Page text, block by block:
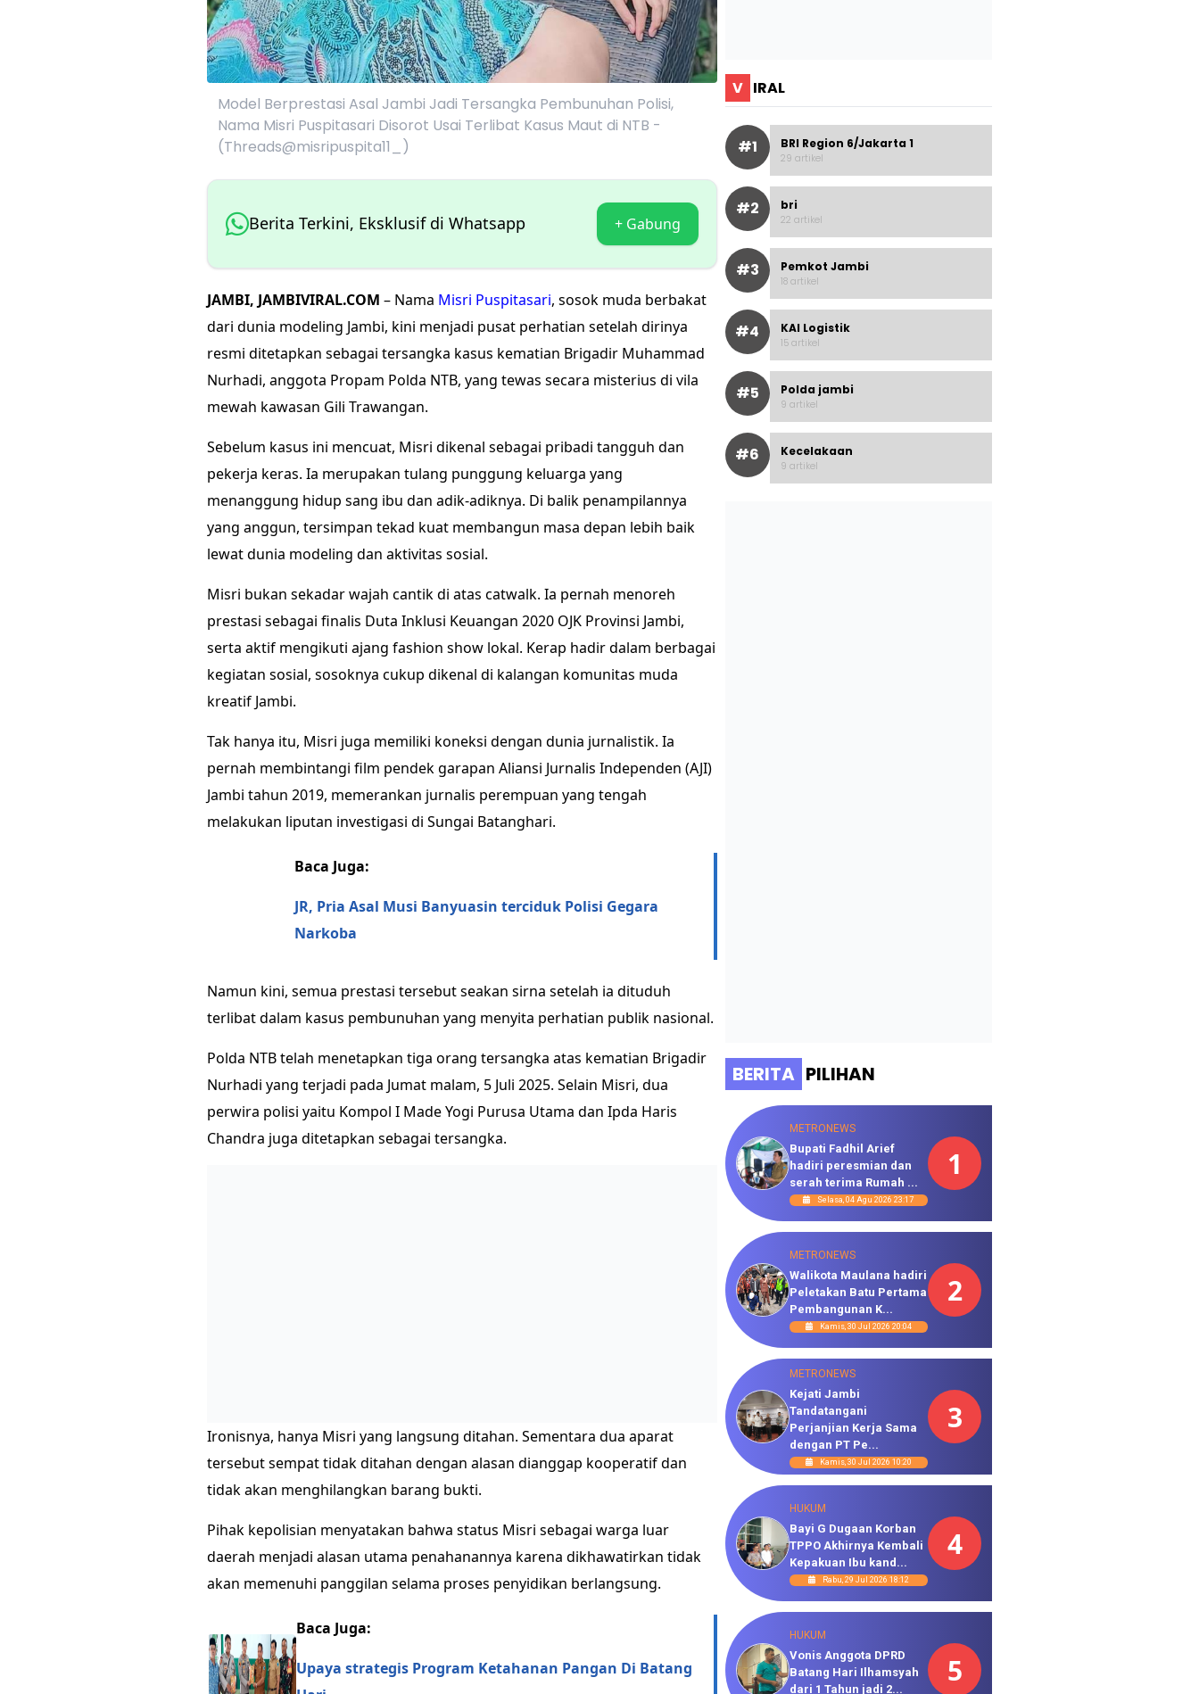
Model Berprestasi Asal Jambi Jadi Tersangka Pembunuhan Polisi,
Nama Misri Puspitasari Disorot Usai Terlibat Kasus Maut di NTB -
(Threads@misripuspita11_)
Berita Terkini, Eksklusif di Whatsapp + Gabung
JAMBI, JAMBIVIRAL.COM – Nama Misri Puspitasari, sosok muda berbakat
dari dunia modeling Jambi, kini menjadi pusat perhatian setelah dirinya
resmi ditetapkan sebagai tersangka kasus kematian Brigadir Muhammad
Nurhadi, anggota Propam Polda NTB, yang tewas secara misterius di vila
mewah kawasan Gili Trawangan.
Sebelum kasus ini mencuat, Misri dikenal sebagai pribadi tangguh dan
pekerja keras. Ia merupakan tulang punggung keluarga yang
menanggung hidup sang ibu dan adik-adiknya. Di balik penampilannya
yang anggun, tersimpan tekad kuat membangun masa depan lebih baik
lewat dunia modeling dan aktivitas sosial.
Misri bukan sekadar wajah cantik di atas catwalk. Ia pernah menoreh
prestasi sebagai finalis Duta Inklusi Keuangan 2020 OJK Provinsi Jambi,
serta aktif mengikuti ajang fashion show lokal. Kerap hadir dalam berbagai
kegiatan sosial, sosoknya cukup dikenal di kalangan komunitas muda
kreatif Jambi.
Tak hanya itu, Misri juga memiliki koneksi dengan dunia jurnalistik. Ia
pernah membintangi film pendek garapan Aliansi Jurnalis Independen (AJI)
Jambi tahun 2019, memerankan jurnalis perempuan yang tengah
melakukan liputan investigasi di Sungai Batanghari.
Baca Juga:
JR, Pria Asal Musi Banyuasin terciduk Polisi Gegara
Narkoba
Namun kini, semua prestasi tersebut seakan sirna setelah ia dituduh
terlibat dalam kasus pembunuhan yang menyita perhatian publik nasional.
Polda NTB telah menetapkan tiga orang tersangka atas kematian Brigadir
Nurhadi yang terjadi pada Jumat malam, 5 Juli 2025. Selain Misri, dua
perwira polisi yaitu Kompol I Made Yogi Purusa Utama dan Ipda Haris
Chandra juga ditetapkan sebagai tersangka.
Ironisnya, hanya Misri yang langsung ditahan. Sementara dua aparat
tersebut sempat tidak ditahan dengan alasan dianggap kooperatif dan
tidak akan menghilangkan barang bukti.
Pihak kepolisian menyatakan bahwa status Misri sebagai warga luar
daerah menjadi alasan utama penahanannya karena dikhawatirkan tidak
akan memenuhi panggilan selama proses penyidikan berlangsung.
Baca Juga:
Upaya strategis Program Ketahanan Pangan Di Batang
V IRAL
#1 BRI Region 6/Jakarta 1
29 artikel
#2 bri
22 artikel
#3 Pemkot Jambi
18 artikel
#4 KAI Logistik
15 artikel
#5 Polda jambi
9 artikel
#6 Kecelakaan
9 artikel
BERITA PILIHAN
METRONEWS
Bupati Fadhil Arief
hadiri peresmian dan
serah terima Rumah ...
Selasa, 04 Agu 2026 23:17
1
METRONEWS
Walikota Maulana hadiri
Peletakan Batu Pertama
Pembangunan K...
Kamis, 30 Jul 2026 20:04
2
METRONEWS
Kejati Jambi
Tandatangani
Perjanjian Kerja Sama
dengan PT Pe...
Kamis, 30 Jul 2026 10:20
3
HUKUM
Bayi G Dugaan Korban
TPPO Akhirnya Kembali
Kepakuan Ibu kand...
Rabu, 29 Jul 2026 18:12
4
HUKUM
Vonis Anggota DPRD
Batang Hari Ilhamsyah
dari 1 Tahun jadi 2...
5